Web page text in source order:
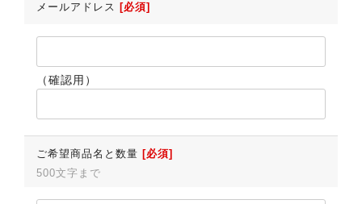
メールアドレス [必須]
（確認用）
ご希望商品名と数量 [必須]
500文字まで